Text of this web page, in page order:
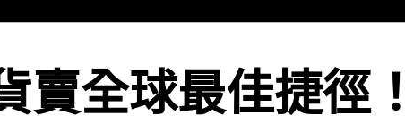
賣全球最佳捷徑